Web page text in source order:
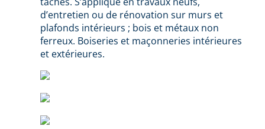
d’entretien ou de rénovation sur murs et
plafonds intérieurs ; bois et métaux non
ferreux. Boiseries et maçonneries intérieures
et extérieures.